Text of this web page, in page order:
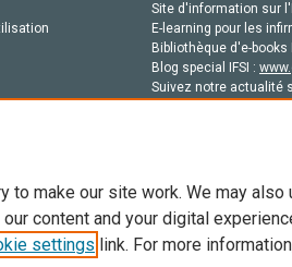
Site d'information sur
E-learning pour les
Bibliothèque d'e-books
Blog special IFSI :
Suivez notre actualité
© 2026 Elsevier, ses concédants de
to make our site work. We may
content and your digital
settings link. For more